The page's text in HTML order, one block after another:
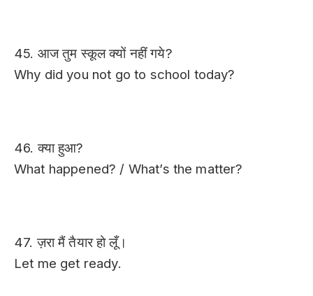
45. आज तुम स्कूल क्यों नहीं गये?
Why did you not go to school today?
46. क्या हुआ?
What happened? / What’s the matter?
47. ज़रा मैं तैयार हो लूँ।
Let me get ready.